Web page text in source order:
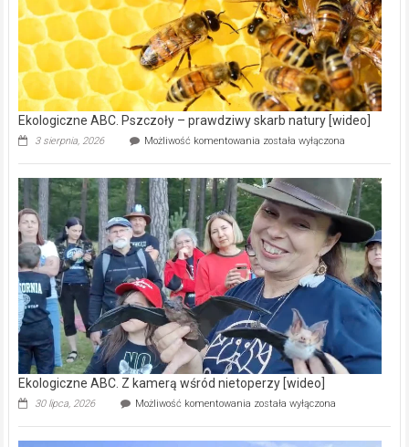
mln
na
modernizację
oczyszczalni
ścieków
[wideo]
Ekologiczne ABC. Pszczoły – prawdziwy skarb natury [wideo]
3 sierpnia, 2026 Możliwość komentowania Ekologiczne
–
prawdziwy
skarb
natury
[wideo]
została wyłączona
Ekologiczne ABC. Z kamerą wśród nietoperzy [wideo]
30 lipca, 2026 Możliwość komentowania Ekologiczne
została wyłączona